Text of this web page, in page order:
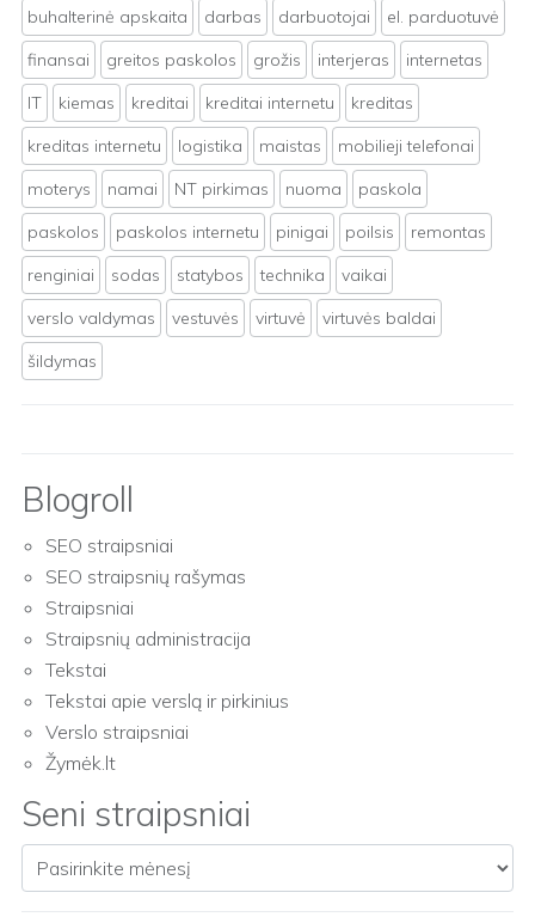
buhalterinė apskaita
darbas darbuotojai
el. parduotuvė
finansai
greitos paskolos grožis interjeras
internetas
IT
kiemas kreditai kreditai internetu
kreditas
kreditas internetu
logistika maistas
mobilieji telefonai
moterys
namai NT pirkimas nuoma
paskola
paskolos
paskolos internetu pinigai poilsis
remontas
renginiai
sodas statybos technika
vaikai
verslo valdymas
vestuvės virtuvė
virtuvės baldai
šildymas
Blogroll
SEO straipsniai
SEO straipsnių rašymas
Straipsniai
Straipsnių administracija
Tekstai
Tekstai apie verslą ir pirkinius
Verslo straipsniai
Žymėk.lt
Seni straipsniai
Seni straipsniai